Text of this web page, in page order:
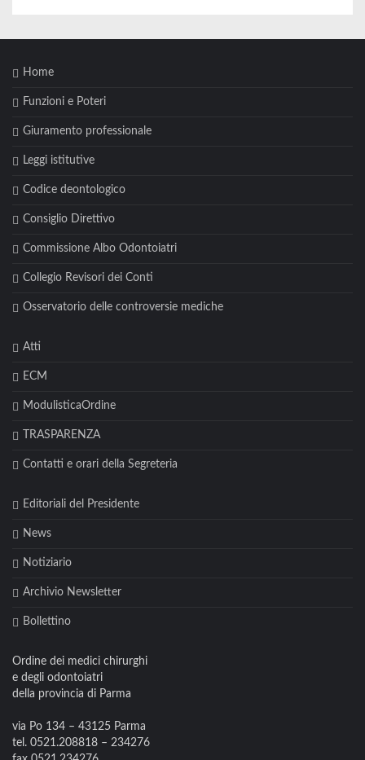
Home
Funzioni e Poteri
Giuramento professionale
Leggi istitutive
Codice deontologico
Consiglio Direttivo
Commissione Albo Odontoiatri
Collegio Revisori dei Conti
Osservatorio delle controversie mediche
Atti
ECM
ModulisticaOrdine
TRASPARENZA
Contatti e orari della Segreteria
Editoriali del Presidente
News
Notiziario
Archivio Newsletter
Bollettino
Ordine dei medici chirurghi
e degli odontoiatri
della provincia di Parma
via Po 134 – 43125 Parma
tel. 0521.208818 – 234276